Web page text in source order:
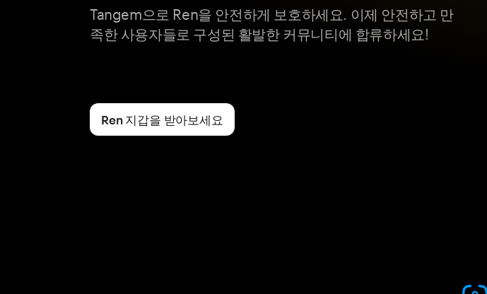
Tangem으로 Ren을 안전하게 보호하세요. 이제 안전하고 만
족한 사용자들로 구성된 활발한 커뮤니티에 합류하세요!
Ren 지갑을 받아보세요